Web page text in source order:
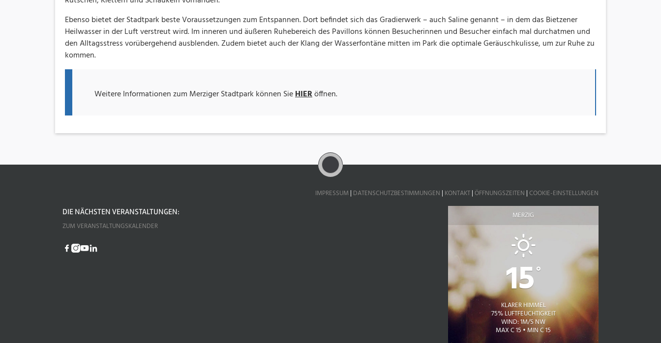
Ebenso bietet der Stadtpark beste Voraussetzungen zum Entspannen. Dort befindet sich das Gradierwerk – auch Saline genannt – in dem das Bietzener
Heilwasser in der Luft verstreut wird. Im inneren und äußeren Ruhebereich des Pavillons können Besucherinnen und Besucher einfach mal durchatmen und
den Alltagsstress vorübergehend ausblenden. Zudem bietet auch der Klang der Wasserfontäne mitten im Park die optimale Geräuschkulisse, um zur Ruhe zu
kommen.
Weitere Informationen zum Merziger Stadtpark können SieHIERöffnen.
IMPRESSUM | DATENSCHUTZBESTIMMUNGEN | KONTAKT|ÖFFNUNGSZEITEN |COOKIE-EINSTELLUNGEN
DIE NÄCHSTEN VERANSTALTUNGEN:
ZUM VERANSTALTUNGSKALENDER
MERZIG
15°
KLARER HIMMEL
75% LUFTFEUCHTIGKEIT
WIND: 1M/S NW
MAX C 15 • MIN C 15